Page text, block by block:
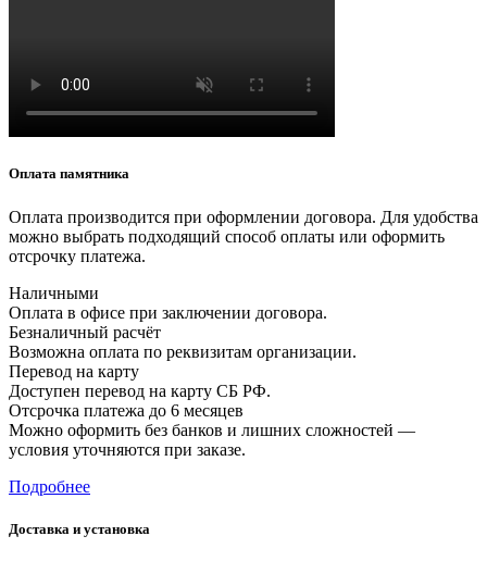
Оплата памятника
Оплата производится при оформлении договора. Для удобства
можно выбрать подходящий способ оплаты или оформить
отсрочку платежа.
Наличными
Оплата в офисе при заключении договора.
Безналичный расчёт
Возможна оплата по реквизитам организации.
Перевод на карту
Доступен перевод на карту СБ РФ.
Отсрочка платежа до 6 месяцев
Можно оформить без банков и лишних сложностей —
условия уточняются при заказе.
Подробнее
Доставка и установка